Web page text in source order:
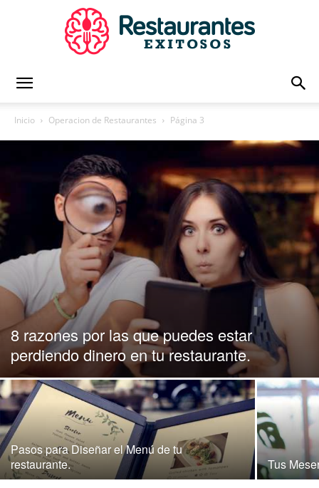
|
Capacitación
para
Restaurantes
Inicio Operacion de Restaurantes Página 3
8 razones por las que puedes estar
perdiendo dinero en tu restaurante.
Pasos para Diseñar el Menú de tu
restaurante.
Tus